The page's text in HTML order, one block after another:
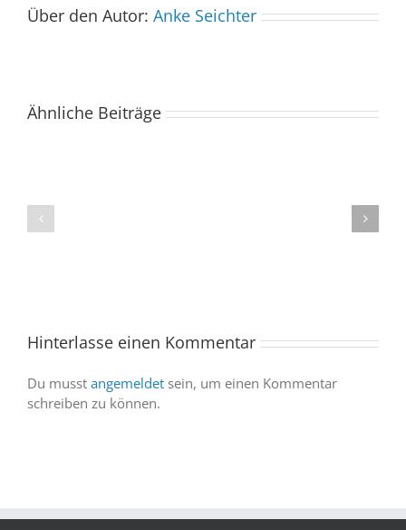
Über den Autor: Anke Seichter
Ähnliche Beiträge
dabei
Tauschbasar
Hinterlasse einen Kommentar
Du musst angemeldet sein, um einen Kommentar
schreiben zu können.